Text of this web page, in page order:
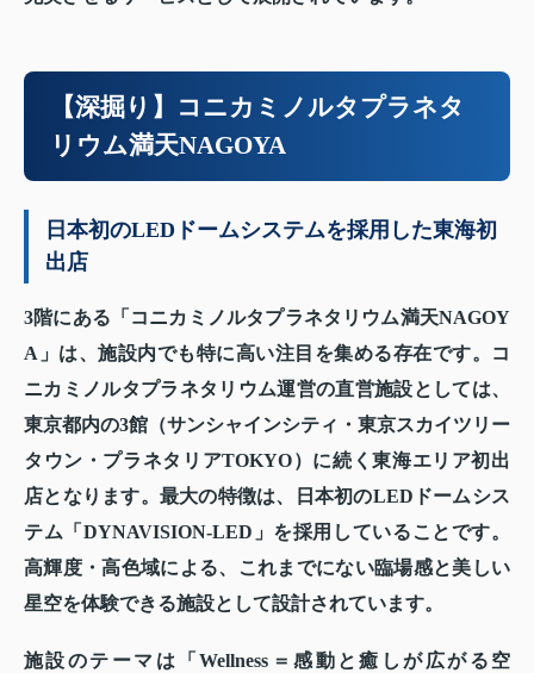
【深掘り】コニカミノルタプラネタ
リウム満天NAGOYA
日本初のLEDドームシステムを採用した東海初
出店
3階にある「コニカミノルタプラネタリウム満天NAGOY
A」は、施設内でも特に高い注目を集める存在です。コ
ニカミノルタプラネタリウム運営の直営施設としては、
東京都内の3館（サンシャインシティ・東京スカイツリー
タウン・プラネタリアTOKYO）に続く東海エリア初出
店となります。最大の特徴は、日本初のLEDドームシス
テム「DYNAVISION-LED」を採用していることです。
高輝度・高色域による、これまでにない臨場感と美しい
星空を体験できる施設として設計されています。
施設のテーマは「Wellness＝感動と癒しが広がる空